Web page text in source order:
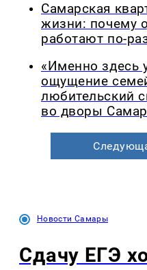
Самарская
жизни: почему
работают по-
«Именно здесь
ощущение
любительский
во дворы
Новости Самары
Сдачу ЕГЭ